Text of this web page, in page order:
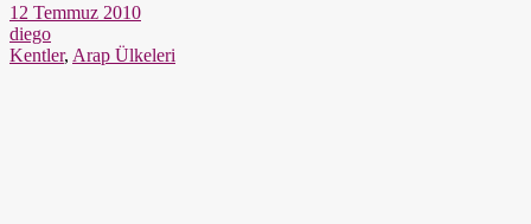
12 Temmuz 2010
diego
Kentler, Arap Ülkeleri